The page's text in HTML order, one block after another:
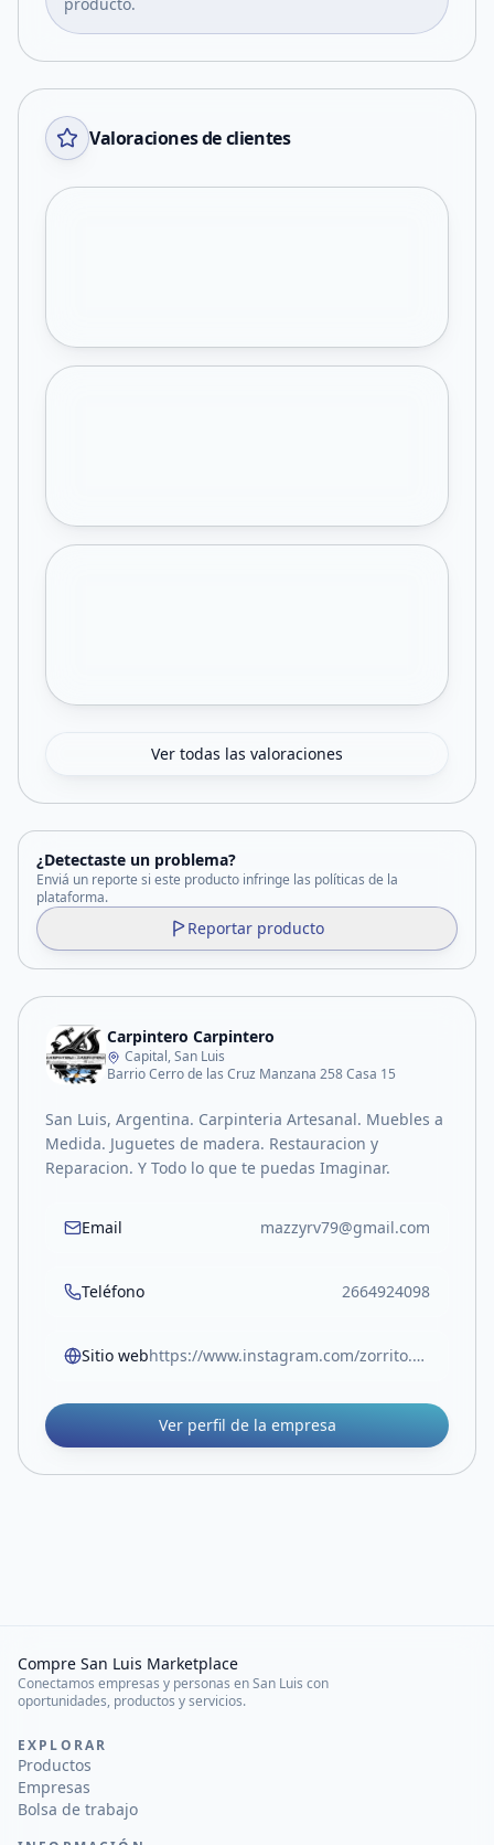
Valoraciones de clientes
Ver todas las valoraciones
¿Detectaste un problema?
Enviá un reporte si este producto infringe las políticas de la
plataforma.
Reportar producto
Carpintero Carpintero
Capital, San Luis
Barrio Cerro de las Cruz Manzana 258 Casa 15
San Luis, Argentina. Carpinteria Artesanal. Muebles a
Medida. Juguetes de madera. Restauracion y
Reparacion. Y Todo lo que te puedas Imaginar.
Email mazzyrv79@gmail.com
Teléfono 2664924098
Sitio web https://www.instagram.com/zorrito.colorado.sl/
Ver perfil de la empresa
Compre San Luis Marketplace
Conectamos empresas y personas en San Luis con
oportunidades, productos y servicios.
EXPLORAR
Productos
Empresas
Bolsa de trabajo